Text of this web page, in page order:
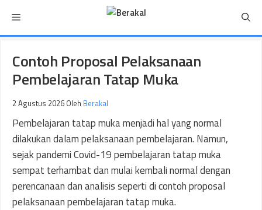
isi
Menu
Contoh Proposal Pelaksanaan
Pembelajaran Tatap Muka
2 Agustus 2026 Oleh Berakal
Pembelajaran tatap muka menjadi hal yang normal
dilakukan dalam pelaksanaan pembelajaran. Namun,
sejak pandemi Covid-19 pembelajaran tatap muka
sempat terhambat dan mulai kembali normal dengan
perencanaan dan analisis seperti di contoh proposal
pelaksanaan pembelajaran tatap muka.